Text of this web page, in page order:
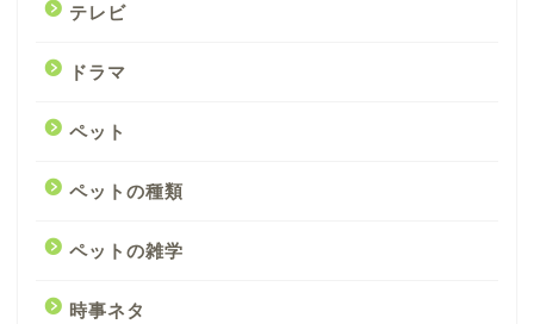
テレビ
ドラマ
ペット
ペットの種類
ペットの雑学
時事ネタ